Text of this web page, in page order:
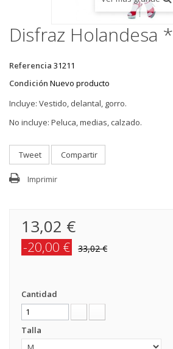
Disfraz Holandesa *
Referencia 31211
Condición Nuevo producto
Incluye: Vestido, delantal, gorro.
No incluye: Peluca, medias, calzado.
Tweet Compartir
Imprimir
13,02 €
-20,00 € 33,02 €
Cantidad
Talla